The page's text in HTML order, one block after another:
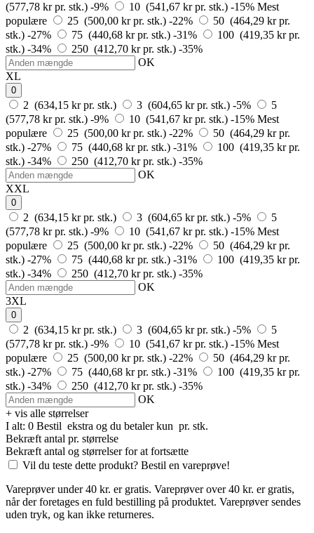
(577,78 kr pr. stk.) -9% 10 (541,67 kr pr. stk.) -15% Mest
populære
25 (500,00 kr pr. stk.) -22%
50 (464,29 kr pr.
stk.) -27% 75 (440,68 kr pr. stk.) -31%
100 (419,35 kr pr.
stk.) -34% 250 (412,70 kr pr. stk.) -35%
OK
XL
0
2 (634,15 kr pr. stk.) 3 (604,65 kr pr. stk.) -5%
5
(577,78 kr pr. stk.) -9% 10 (541,67 kr pr. stk.) -15% Mest
populære
25 (500,00 kr pr. stk.) -22%
50 (464,29 kr pr.
stk.) -27% 75 (440,68 kr pr. stk.) -31%
100 (419,35 kr pr.
stk.) -34% 250 (412,70 kr pr. stk.) -35%
OK
XXL
0
2 (634,15 kr pr. stk.) 3 (604,65 kr pr. stk.) -5%
5
(577,78 kr pr. stk.) -9% 10 (541,67 kr pr. stk.) -15% Mest
populære
25 (500,00 kr pr. stk.) -22%
50 (464,29 kr pr.
stk.) -27% 75 (440,68 kr pr. stk.) -31%
100 (419,35 kr pr.
stk.) -34% 250 (412,70 kr pr. stk.) -35%
OK
3XL
0
2 (634,15 kr pr. stk.) 3 (604,65 kr pr. stk.) -5%
5
(577,78 kr pr. stk.) -9% 10 (541,67 kr pr. stk.) -15% Mest
populære
25 (500,00 kr pr. stk.) -22%
50 (464,29 kr pr.
stk.) -27% 75 (440,68 kr pr. stk.) -31%
100 (419,35 kr pr.
stk.) -34% 250 (412,70 kr pr. stk.) -35%
OK
+ vis alle størrelser
I alt: 0 Bestil ekstra og du betaler kun pr. stk.
Bekræft antal pr. størrelse
Bekræft antal og størrelser for at fortsætte
Vil du teste dette produkt? Bestil en vareprøve!
Vareprøver under 40 kr. er gratis. Vareprøver over 40 kr. er gratis,
når der foretages en fuld bestilling på produktet. Vareprøver sendes
uden tryk, og kan ikke returneres.